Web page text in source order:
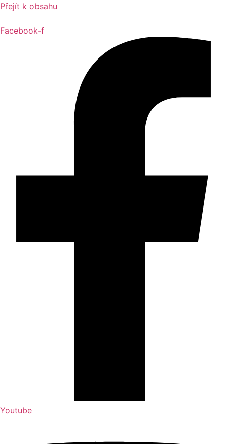
Přejít k obsahu
Facebook-f
Youtube